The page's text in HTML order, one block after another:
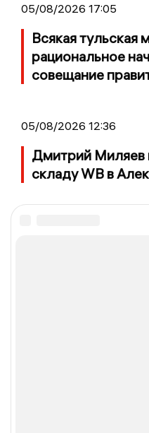
05/08/2026 17:05
Всякая тульская
рациональное
совещание
05/08/2026 12:36
Дмитрий Миляев
складу WB в